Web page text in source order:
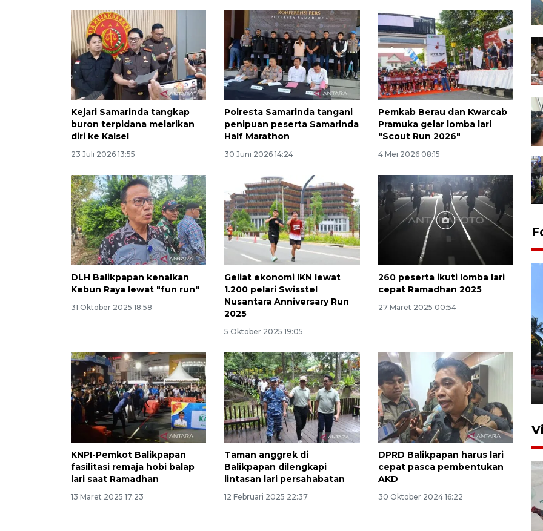
Kejari Samarinda tangkap
buron terpidana melarikan
diri ke Kalsel
23 Juli 2026 13:55
Polresta Samarinda tangani
penipuan peserta Samarinda
Half Marathon
30 Juni 2026 14:24
Pemkab Berau dan Kwarcab
Pramuka gelar lomba lari
"Scout Run 2026"
4 Mei 2026 08:15
DLH Balikpapan kenalkan
Kebun Raya lewat "fun run"
31 Oktober 2025 18:58
Geliat ekonomi IKN lewat
1.200 pelari Swisstel
Nusantara Anniversary Run
2025
5 Oktober 2025 19:05
260 peserta ikuti lomba lari
cepat Ramadhan 2025
27 Maret 2025 00:54
KNPI-Pemkot Balikpapan
fasilitasi remaja hobi balap
lari saat Ramadhan
13 Maret 2025 17:23
Taman anggrek di
Balikpapan dilengkapi
lintasan lari persahabatan
12 Februari 2025 22:37
DPRD Balikpapan harus lari
cepat pasca pembentukan
AKD
30 Oktober 2024 16:22
Hasil Operasi Antik Mahakam
2026
31 Juli 2026 20:49